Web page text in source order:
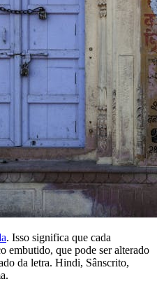
. Isso significa que cada
embutido, que pode ser alterado
da letra. Hindi, Sânscrito,